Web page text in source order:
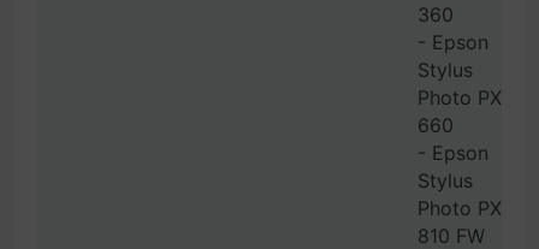
360
- Epson
Stylus
Photo PX
660
- Epson
Stylus
Photo PX
810 FW